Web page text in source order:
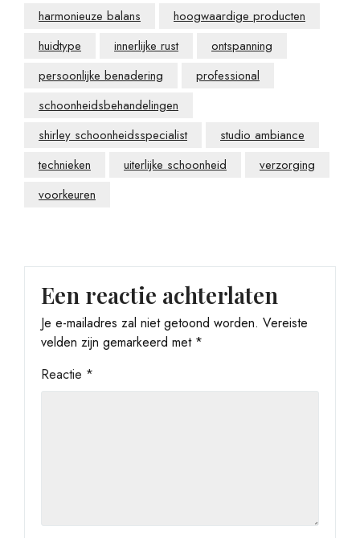
harmonieuze balans
hoogwaardige producten
huidtype
innerlijke rust
ontspanning
persoonlijke benadering
professional
schoonheidsbehandelingen
shirley schoonheidsspecialist
studio ambiance
technieken
uiterlijke schoonheid
verzorging
voorkeuren
Een reactie achterlaten
Je e-mailadres zal niet getoond worden. Vereiste
velden zijn gemarkeerd met *
Reactie *